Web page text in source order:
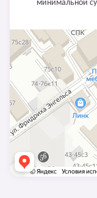
минимальной